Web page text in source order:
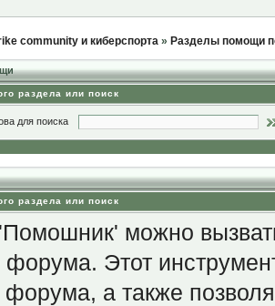
community и киберспорта» Разделы помощи
раздела или поиск
для поиска
раздела или поиск
можно
форума. Этот
а также